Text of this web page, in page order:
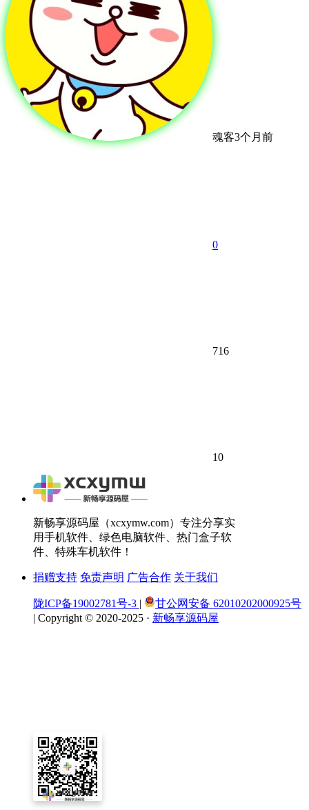
魂客3个月前
0
716
10
新畅享源码屋（xcxymw.com）专注分享实
用手机软件、绿色电脑软件、热门盒子软
件、特殊车机软件！
捐赠支持 免责声明 广告合作 关于我们
陇ICP备19002781号-3 |
甘公网安备 62010202000925号
| Copyright © 2020-2025 · 新畅享源码屋